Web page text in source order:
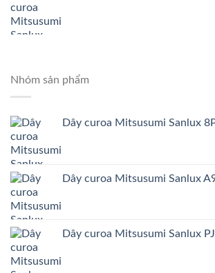
Nhóm sản phẩm
Dây curoa Mitsusumi Sanlux
Dây curoa Mitsusumi Sanlux
Dây curoa Mitsusumi Sanlux